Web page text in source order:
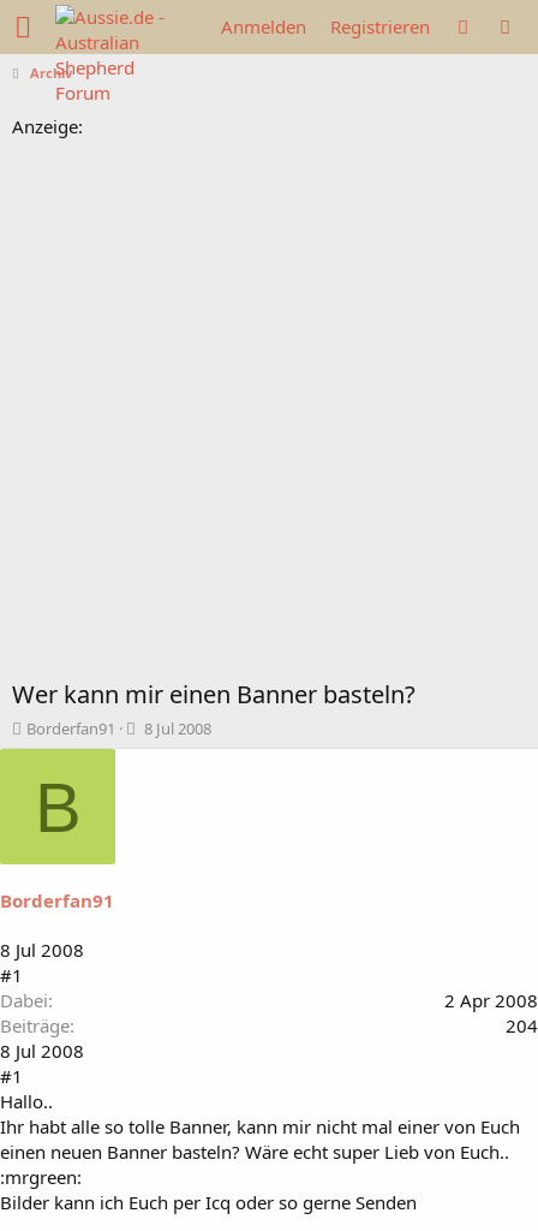
Anmelden Registrieren
Archiv
Anzeige:
Wer kann mir einen Banner basteln?
T
h
a
t
Borderfan91
B
e
8 Jul 2008
B
Borderfan91
8 Jul 2008
#1
Dabei
2 Apr 2008
Beiträge
204
8 Jul 2008
#1
Hallo..
Ihr habt alle so tolle Banner, kann mir nicht mal einer von Euch
einen neuen Banner basteln? Wäre echt super Lieb von Euch..
:mrgreen:
Bilder kann ich Euch per Icq oder so gerne Senden